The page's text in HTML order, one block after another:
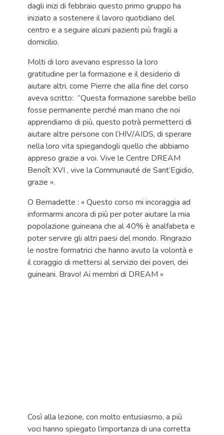
dagli inizi di febbraio questo primo gruppo ha
iniziato a sostenere il lavoro quotidiano del
centro e a seguire alcuni pazienti più fragili a
domicilio.
Molti di loro avevano espresso la loro
gratitudine per la formazione e il desiderio di
aiutare altri, come Pierre che alla fine del corso
aveva scritto: “Questa formazione sarebbe bello
fosse permanente perché man mano che noi
apprendiamo di più, questo potrà permetterci di
aiutare altre persone con l’HIV/AIDS, di sperare
nella loro vita spiegandogli quello che abbiamo
appreso grazie a voi. Vive le Centre DREAM
Benoît XVI , vive la Communauté de Sant’Egidio,
grazie ».
O Bernadette : « Questo corso mi incoraggia ad
informarmi ancora di più per poter aiutare la mia
popolazione guineana che al 40% è analfabeta e
poter servire gli altri paesi del mondo. Ringrazio
le nostre formatrici che hanno avuto la volontà e
il coraggio di mettersi al servizio dei poveri, dei
guineani. Bravo! Ai membri di DREAM »
Così alla lezione, con molto entusiasmo, a più
voci hanno spiegato l’importanza di una corretta